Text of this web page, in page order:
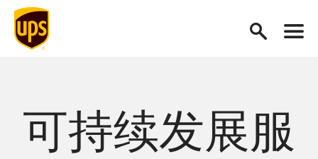
可持续发展服